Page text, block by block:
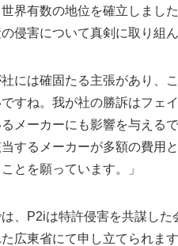
界有数の地位を確立しまし
侵害について真剣に取り組
には確固たる主張があり、
すね。我が社の勝訴はフェ
メーカーにも影響を与える
するメーカーが多額の費用
とを願っています。」
、P2iは特許侵害を共謀し
広東省にて申し立てられま